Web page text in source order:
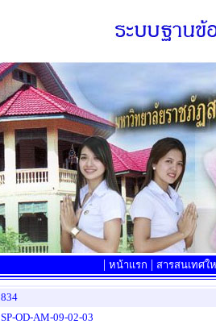
| หน้าแรก | สารสนเทศใ
834
SP-OD-AM-09-02-03